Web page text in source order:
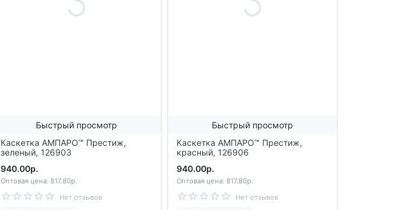
Быстрый просмотр
Каскетка АМПАРО™ Престиж,
зеленый, 126903
940.00р.
Оптовая цена: 817.80р.
Нет отзывов
Быстрый просмотр
Каскетка АМПАРО™ Престиж,
красный, 126906
940.00р.
Оптовая цена: 817.80р.
Нет отзывов